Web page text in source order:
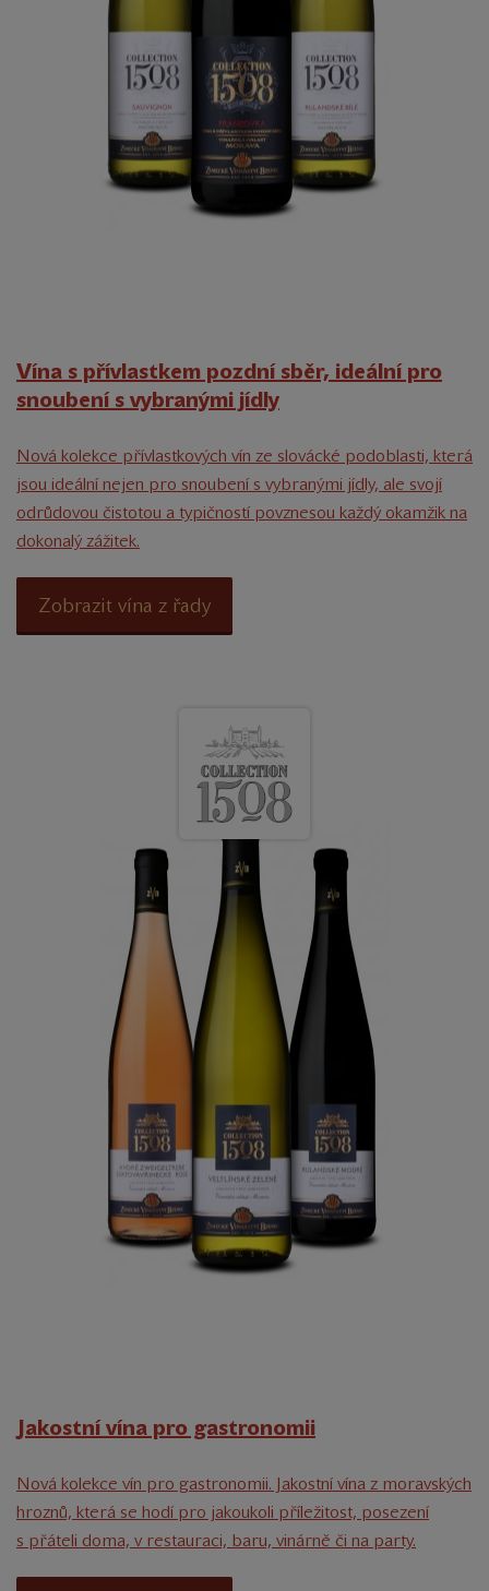
Vína s přívlastkem pozdní sběr, ideální pro
snoubení s vybranými jídly
Nová kolekce přívlastkových vín ze slovácké podoblasti, která
jsou ideální nejen pro snoubení s vybranými jídly, ale svojí
odrůdovou čistotou a typičností povznesou každý okamžik na
dokonalý zážitek.
Zobrazit vína z řady
Jakostní vína pro gastronomii
Nová kolekce vín pro gastronomii. Jakostní vína z moravských
hroznů, která se hodí pro jakoukoli příležitost, posezení
s přáteli doma, v restauraci, baru, vinárně či na party.